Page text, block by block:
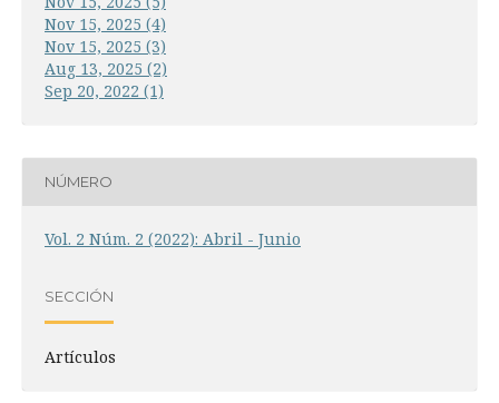
Nov 15, 2025 (4)
Nov 15, 2025 (3)
Aug 13, 2025 (2)
Sep 20, 2022 (1)
NÚMERO
Vol. 2 Núm. 2 (2022): Abril - Junio
SECCIÓN
Artículos